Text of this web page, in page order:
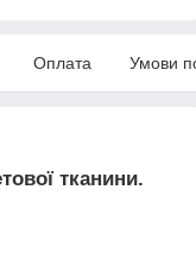
Оплата Умови
тканини.